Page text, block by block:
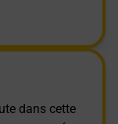
dans cette